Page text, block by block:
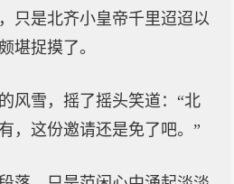
只是北齐小皇帝千里迢迢以
堪捉摸了。
风雪，摇了摇头笑道：“北
，这份邀请还是免了吧。”